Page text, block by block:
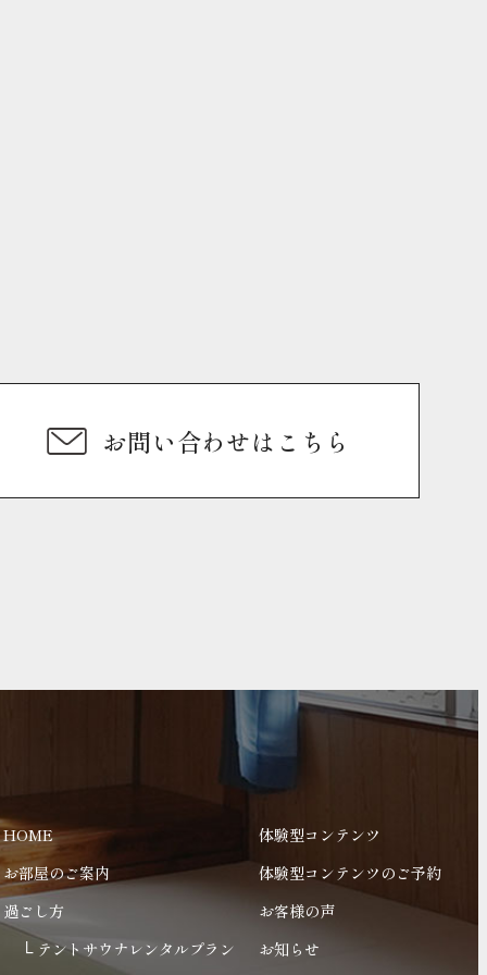
お問い合わせはこちら
HOME
お部屋のご案内
過ごし方
テントサウナレンタルプラン
体験型コンテンツ
体験型コンテンツのご予約
お客様の声
お知らせ